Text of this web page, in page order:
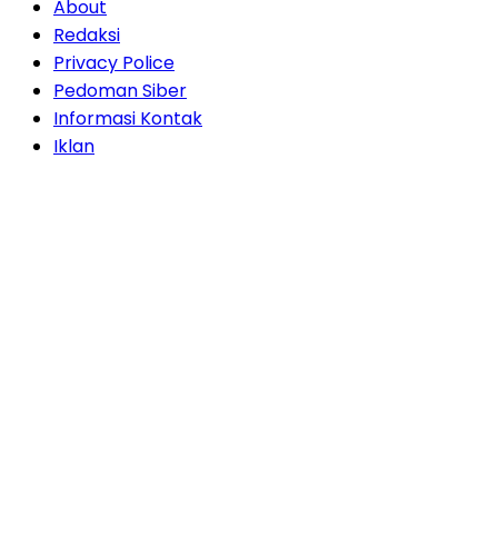
About
Redaksi
Privacy Police
Pedoman Siber
Informasi Kontak
Iklan